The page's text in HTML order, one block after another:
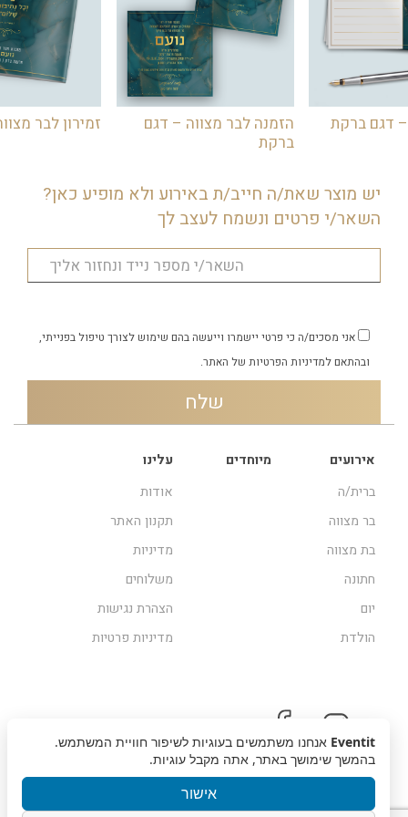
– דגם ברקת
הזמנה לבר מצווה – דגם
ברקת
זמירון לבר
יש מוצר שאת/ה חייב/ת באירוע ולא מופיע כאן?
השאר/י פרטים ונשמח לעצב לך
אני מסכים/ה כי פרטי יישמרו וייעשה בהם שימוש לצורך טיפול בפנייתי,
ובהתאם למדיניות הפרטיות של האתר.
אירועים
ברית/ה
בר מצווה
בת מצווה
חתונה
יום
הולדת
מיוחדים
עלינו
אודות
תקנון האתר
מדיניות
משלוחים
הצהרת נגישות
מדיניות פרטיות
Eventit אנחנו משתמשים בעוגיות לשיפור חוויית המשתמש.
בהמשך שימושך באתר, אתה מקבל עוגיות.
אישור